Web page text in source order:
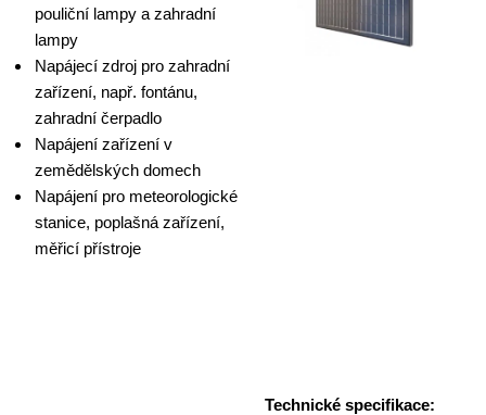
pouliční lampy a zahradní
lampy
Napájecí zdroj pro zahradní
zařízení, např. fontánu,
zahradní čerpadlo
Napájení zařízení v
zemědělských domech
Napájení pro meteorologické
stanice, poplašná zařízení,
měřicí přístroje
Technické specifikace: